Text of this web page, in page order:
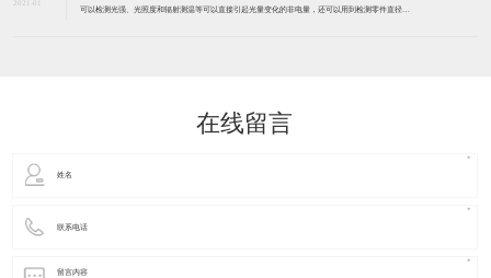
2021-01
可以检测光强、光照度和辐射测温等可以直接引起光量变化的非电量，还可以用到检测零件直径、
在线留言